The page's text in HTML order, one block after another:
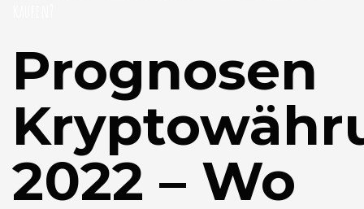
Prognosen
2022 – Wo